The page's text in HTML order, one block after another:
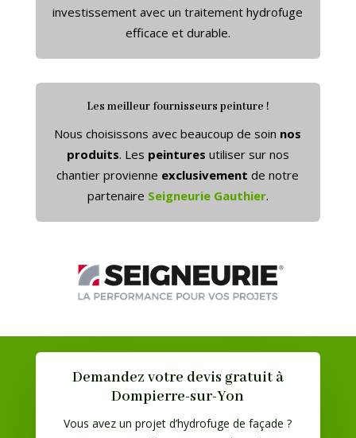
investissement avec un traitement hydrofuge
efficace et durable.
Les meilleur fournisseurs peinture !
Nous choisissons avec beaucoup de soin nos
produits. Les peintures utiliser sur nos
chantier provienne exclusivement de notre
partenaire Seigneurie Gauthier.
Demandez votre devis gratuit à
Dompierre-sur-Yon
Vous avez un projet d’hydrofuge de façade ?